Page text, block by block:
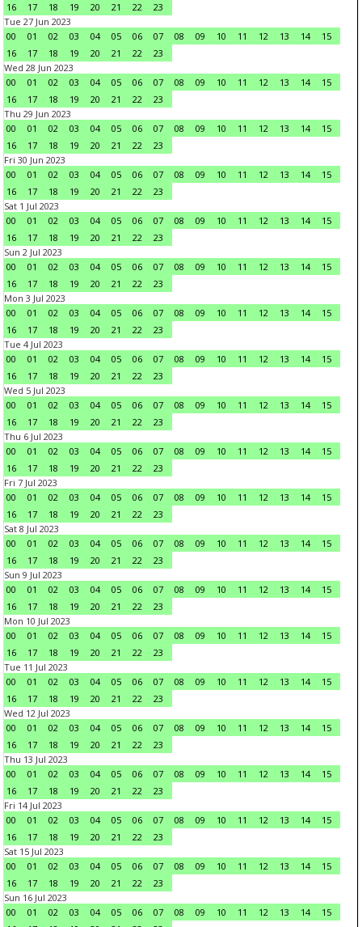
16
17 18 19 20 21 22
23
Tue 27 Jun 2023
00
01 02 03 04 05 06 07 08 09 10 11 12 13 14
15
16
17 18 19 20 21 22
23
Wed 28 Jun 2023
00
01 02 03 04 05 06 07 08 09 10 11 12 13 14
15
16
17 18 19 20 21 22
23
Thu 29 Jun 2023
00
01 02 03 04 05 06 07 08 09 10 11 12 13 14
15
16
17 18 19 20 21 22
23
Fri 30 Jun 2023
00
01 02 03 04 05 06 07 08 09 10 11 12 13 14
15
16
17 18 19 20 21 22
23
Sat 1 Jul 2023
00
01 02 03 04 05 06 07 08 09 10 11 12 13 14
15
16
17 18 19 20 21 22
23
Sun 2 Jul 2023
00
01 02 03 04 05 06 07 08 09 10 11 12 13 14
15
16
17 18 19 20 21 22
23
Mon 3 Jul 2023
00
01 02 03 04 05 06 07 08 09 10 11 12 13 14
15
16
17 18 19 20 21 22
23
Tue 4 Jul 2023
00
01 02 03 04 05 06 07 08 09 10 11 12 13 14
15
16
17 18 19 20 21 22
23
Wed 5 Jul 2023
00
01 02 03 04 05 06 07 08 09 10 11 12 13 14
15
16
17 18 19 20 21 22
23
Thu 6 Jul 2023
00
01 02 03 04 05 06 07 08 09 10 11 12 13 14
15
16
17 18 19 20 21 22
23
Fri 7 Jul 2023
00
01 02 03 04 05 06 07 08 09 10 11 12 13 14
15
16
17 18 19 20 21 22
23
Sat 8 Jul 2023
00
01 02 03 04 05 06 07 08 09 10 11 12 13 14
15
16
17 18 19 20 21 22
23
Sun 9 Jul 2023
00
01 02 03 04 05 06 07 08 09 10 11 12 13 14
15
16
17 18 19 20 21 22
23
Mon 10 Jul 2023
00
01 02 03 04 05 06 07 08 09 10 11 12 13 14
15
16
17 18 19 20 21 22
23
Tue 11 Jul 2023
00
01 02 03 04 05 06 07 08 09 10 11 12 13 14
15
16
17 18 19 20 21 22
23
Wed 12 Jul 2023
00
01 02 03 04 05 06 07 08 09 10 11 12 13 14
15
16
17 18 19 20 21 22
23
Thu 13 Jul 2023
00
01 02 03 04 05 06 07 08 09 10 11 12 13 14
15
16
17 18 19 20 21 22
23
Fri 14 Jul 2023
00
01 02 03 04 05 06 07 08 09 10 11 12 13 14
15
16
17 18 19 20 21 22
23
Sat 15 Jul 2023
00
01 02 03 04 05 06 07 08 09 10 11 12 13 14
15
16
17 18 19 20 21 22
23
Sun 16 Jul 2023
00
01 02 03 04 05 06 07 08 09 10 11 12 13 14
15